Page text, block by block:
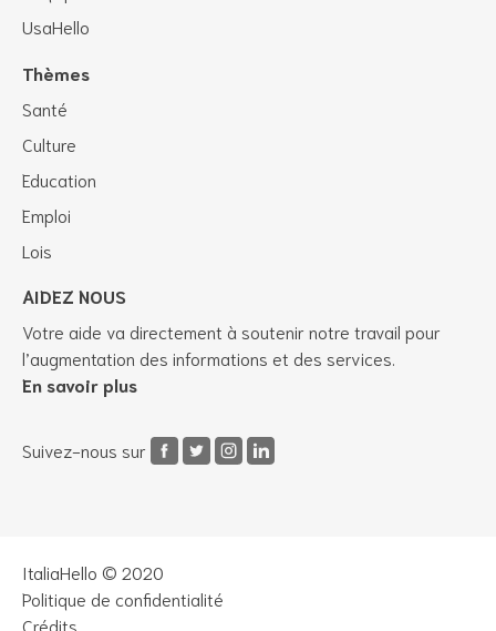
UsaHello
Thèmes
Santé
Culture
Education
Emploi
Lois
AIDEZ NOUS
Votre aide va directement à soutenir notre travail pour
l’augmentation des informations et des services.
En savoir plus
Suivez-nous sur
ItaliaHello © 2020
Politique de confidentialité
Crédits